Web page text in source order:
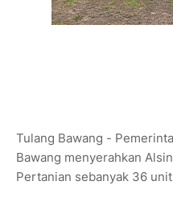
Tulang Bawang -
Bawang menyerahkan
Pertanian sebanyak 36